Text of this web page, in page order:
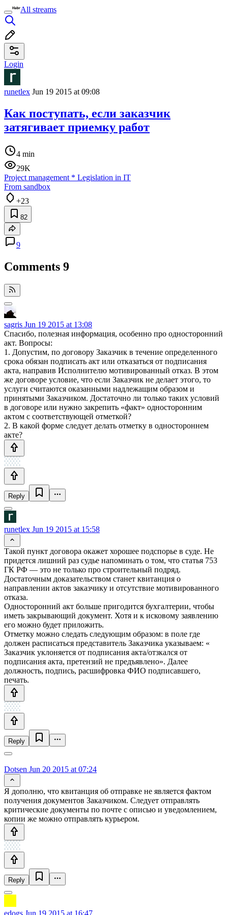
All streams
Login
runetlex Jun 19 2015 at 09:08
Как поступать, если заказчик
затягивает приемку работ
4 min
29K
Project management * Legislation in IT
From sandbox
+23
82
9
Comments 9
sagris Jun 19 2015 at 13:08
Спасибо, полезная информация, особенно про односторонний
акт. Вопросы:
1. Допустим, по договору Заказчик в течение определенного
срока обязан подписать акт или отказаться от подписания
акта, направив Исполнителю мотивированный отказ. В этом
же договоре условие, что если Заказчик не делает этого, то
услуги считаются оказанными надлежащим образом и
принятыми Заказчиком. Достаточно ли только таких условий
в договоре или нужно закрепить «факт» односторонним
актом с соответствующей отметкой?
2. В какой форме следует делать отметку в одностороннем
акте?
Reply
runetlex Jun 19 2015 at 15:58
Такой пункт договора окажет хорошее подспорье в суде. Не
придется лишний раз судье напоминать о том, что статья 753
ГК РФ — это не только про строительный подряд.
Достаточным доказательством станет квитанция о
направлении актов заказчику и отсутствие мотивированного
отказа.
Односторонний акт больше пригодится бухгалтерии, чтобы
иметь закрывающий документ. Хотя и к исковому заявлению
его можно будет приложить.
Отметку можно следать следующим образом: в поле где
должен расписаться представитель Заказчика указываем: «
Заказчик уклоняется от подписания акта/отзкался от
подписания акта, претензий не предъявлено». Далее
должность, подпись, расшифровка ФИО подписавшего,
печать.
Reply
Dotsen Jun 20 2015 at 07:24
Я дополню, что квитанция об отправке не является фактом
получения документов Заказчиком. Следует отправлять
критические документы по почте с описью и уведомлением,
копии же можно отправлять курьером.
Reply
edogs Jun 19 2015 at 16:47